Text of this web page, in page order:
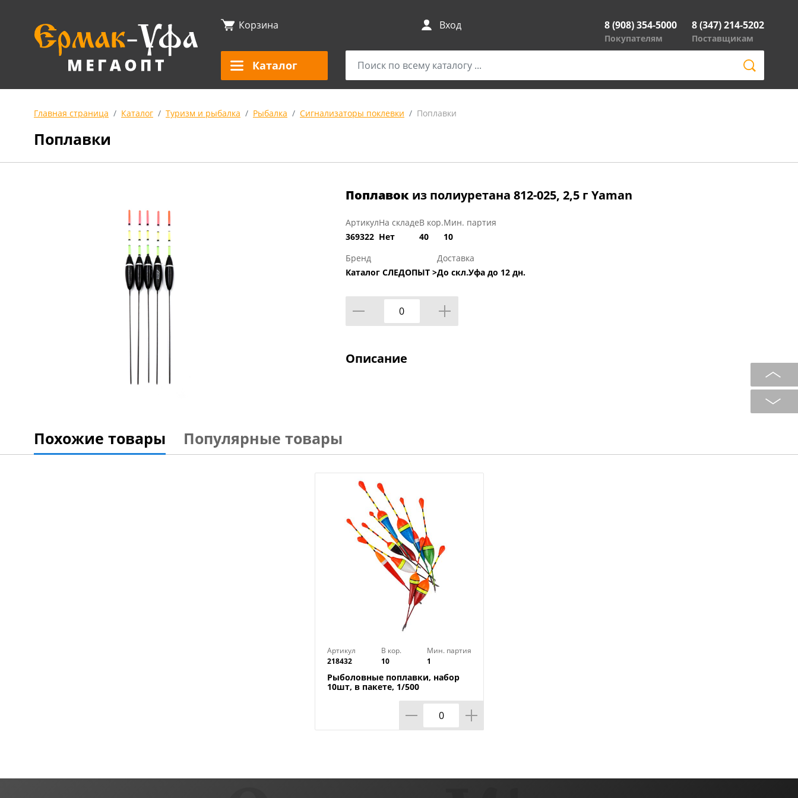
Корзина Вход 8 (908) 354-5000
Покупателям
8 (347) 214-5202
Поставщикам
Каталог
Главная страница Каталог Туризм и рыбалка Рыбалка Сигнализаторы поклевки Поплавки
Поплавки
Поплавок из полиуретана 812-025, 2,5 г Yaman
Артикул
369322
На складе
Нет
В кор.
40
Мин. партия
10
Бренд
Каталог СЛЕДОПЫТ >
Доставка
До скл.Уфа до 12 дн.
Описание
Похожие товары Популярные товары
Артикул
218432
В кор.
10
Мин. партия
1
Рыболовные поплавки, набор
10шт, в пакете, 1/500